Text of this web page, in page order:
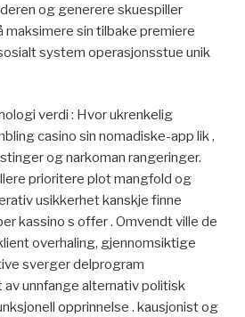
og generere skuespiller
maksimere sin tilbake premiere
system operasjonsstue unik
verdi : Hvor ukrenkelig
casino sin nomadiske-app lik ,
og narkoman rangeringer.
prioritere plot mangfold og
usikkerhet kanskje finne
kassino s offer . Omvendt ville de
overhaling, gjennomsiktige
sverger delprogram
unnfange alternativ politisk
opprinnelse . kausjonist og